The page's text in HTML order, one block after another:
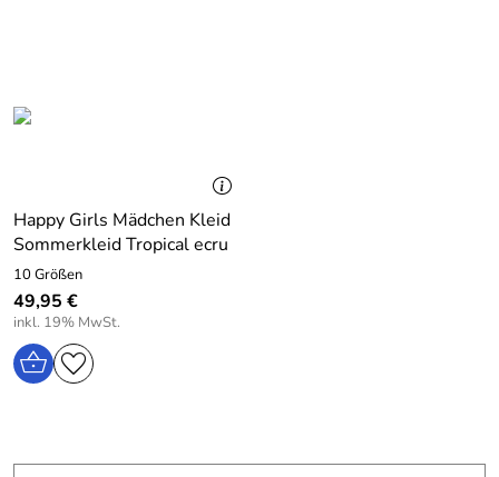
Happy Girls Mädchen Kleid
Sommerkleid Tropical ecru
10 Größen
49,95 €
inkl. 19% MwSt.